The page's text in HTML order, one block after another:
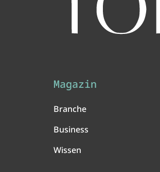
Magazin
Branche
Business
Wissen